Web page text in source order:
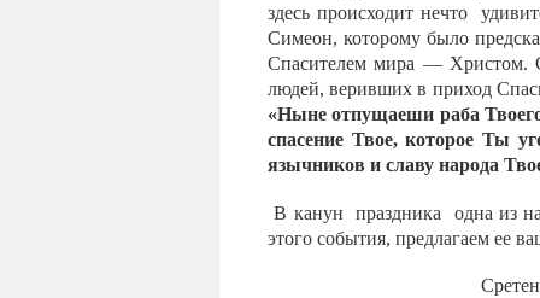
здесь происходит нечто
Симеон, которому было
Спасителем мира — Христом.
людей, веривших в приход
«Ныне отпущаеши раба
спасение Твое, которое Ты
язычников и славу народа
В канун праздника одна из
этого события, предлагаем ее